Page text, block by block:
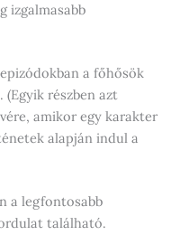
izgalmasabb
a főhősök
(Egyik részben azt
amikor egy karakter
alapján indul a
a legfontosabb
található.